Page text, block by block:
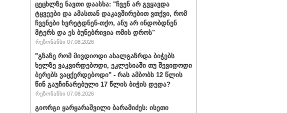
ცეცხლზე ნავთი დაასხა: "ჩვენ არ გვყავდა
ტყვეები და ამასთან დაკავშირებით ვთქვი, რომ
ჩვენები ხვრეტდნენ-თქო, ანუ არ ინდობდნენ
მტერს და ეს ბუნებრივია ომის დროს"
რეზონანსი 07.08.2026
"გზაზე რომ მივდიოდი ახალგაზრდა ბიჭებს
ხელზე ვაკვირდებოდი, ეკლესიაში თუ შევიდოდი
ბერებს ვაცქერდებოდი" - რას ამბობს 12 წლის
წინ გაუჩინარებული 17 წლის ბიჭის დედა?
რეზონანსი 07.08.2026
გიორგი ყარყარაშვილი ბარამიძეს: ისეთი